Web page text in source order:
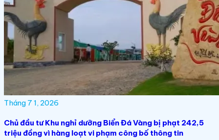
Tháng 7 1, 2026
Chủ đầu tư Khu nghỉ dưỡng Biển Đá Vàng bị phạt 242,5
triệu đồng vì hàng loạt vi phạm công bố thông tin